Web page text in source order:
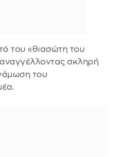
του «θιασώτη του
σκληρή
του